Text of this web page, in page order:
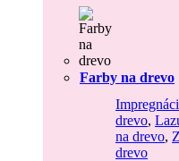
Farby na drevo
drevo,
na drevo,
drevo